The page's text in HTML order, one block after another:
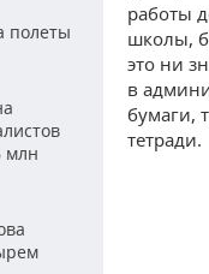
полеты
млн
работы
школы,
это ни
в
бумаги,
тетради.